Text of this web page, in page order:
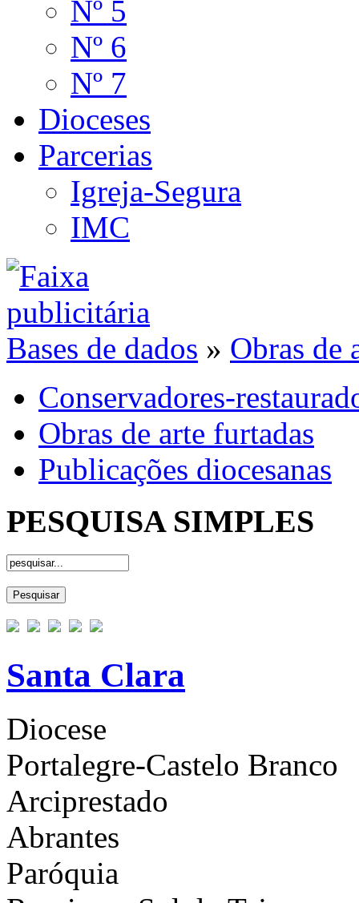
Nº 5
Nº 6
Nº 7
Dioceses
Parcerias
Igreja-Segura
IMC
Bases de dados » Obras de
Conservadores-
Obras de arte furtadas
Publicações diocesanas
PESQUISA SIMPLES
Santa Clara
Diocese
Portalegre-Castelo Branco
Arciprestado
Abrantes
Paróquia